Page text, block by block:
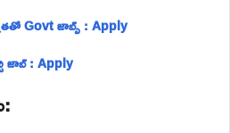
Govt జాబ్స్ : Apply
జాబ్ : Apply